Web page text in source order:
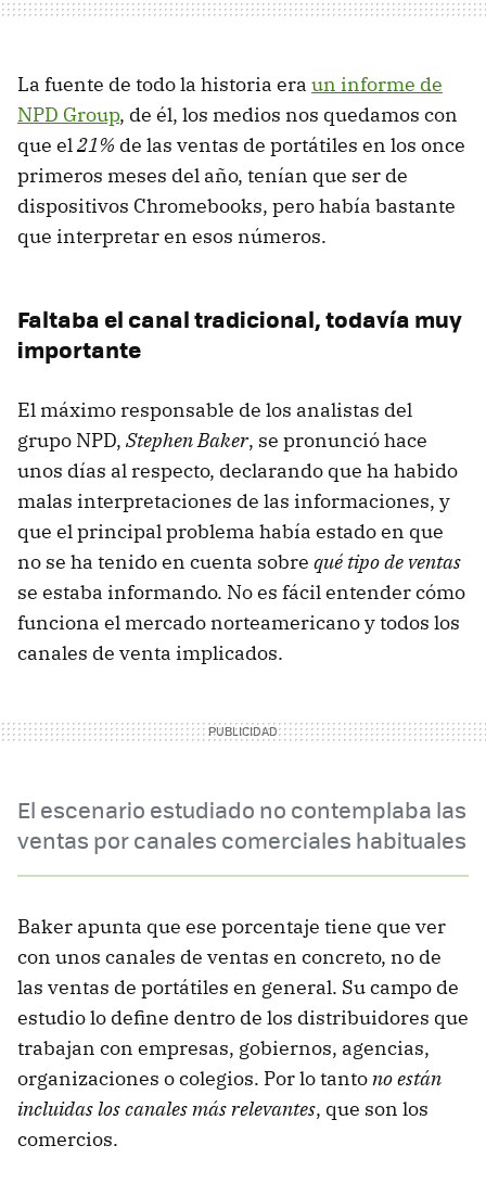
La fuente de todo la historia era un informe de
NPD Group, de él, los medios nos quedamos con
que el 21% de las ventas de portátiles en los once
primeros meses del año, tenían que ser de
dispositivos Chromebooks, pero había bastante
que interpretar en esos números.
Faltaba el canal tradicional, todavía muy
importante
El máximo responsable de los analistas del
grupo NPD, Stephen Baker, se pronunció hace
unos días al respecto, declarando que ha habido
malas interpretaciones de las informaciones, y
que el principal problema había estado en que
no se ha tenido en cuenta sobre qué tipo de ventas
se estaba informando. No es fácil entender cómo
funciona el mercado norteamericano y todos los
canales de venta implicados.
El escenario estudiado no contemplaba las
ventas por canales comerciales habituales
Baker apunta que ese porcentaje tiene que ver
con unos canales de ventas en concreto, no de
las ventas de portátiles en general. Su campo de
estudio lo define dentro de los distribuidores que
trabajan con empresas, gobiernos, agencias,
organizaciones o colegios. Por lo tanto no están
incluidas los canales más relevantes, que son los
comercios.